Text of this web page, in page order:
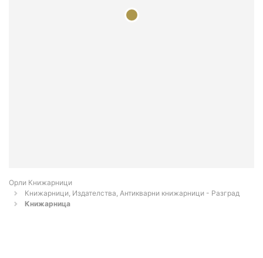
Орли Книжарници
Книжарници, Издателства, Антикварни книжарници - Разград
Книжарница